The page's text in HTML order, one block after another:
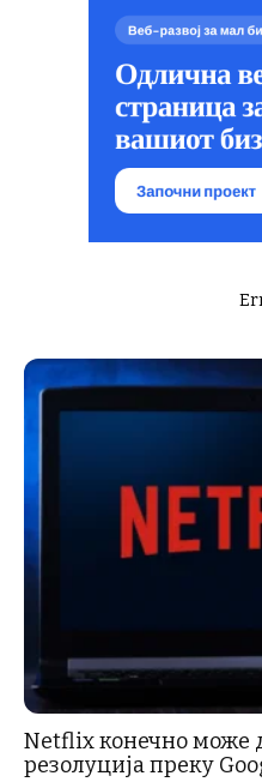
Netflix конечно може
резолуција преку